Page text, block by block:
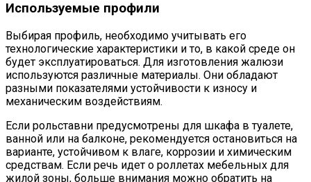
Используемые профили
Выбирая профиль, необходимо учитывать его
технологические характеристики и то, в какой среде он
будет эксплуатироваться. Для изготовления жалюзи
используются различные материалы. Они обладают
разными показателями устойчивости к износу и
механическим воздействиям.
Если рольставни предусмотрены для шкафа в туалете,
ванной или на балконе, рекомендуется остановиться на
варианте, устойчивом к влаге, коррозии и химическим
средствам. Если речь идет о роллетах мебельных для
жилой зоны, больше внимания можно обратить на